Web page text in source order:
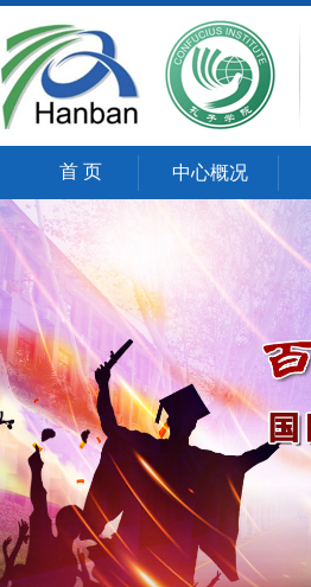
首 页 中心概况